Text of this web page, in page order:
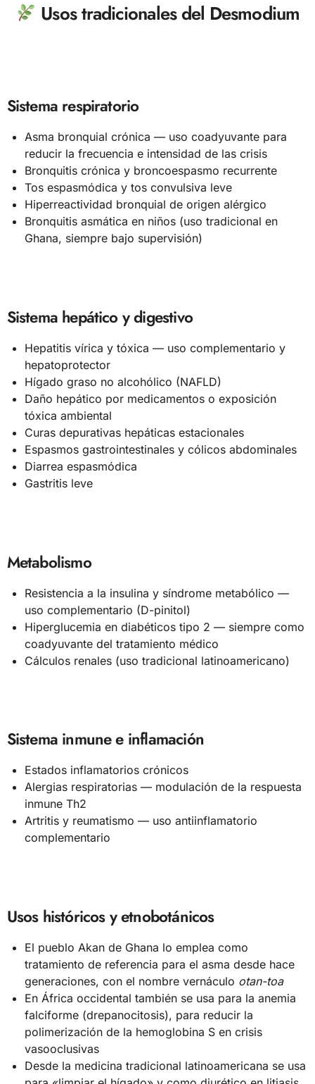
Usos tradicionales del Desmodium
Sistema respiratorio
Asma bronquial crónica — uso coadyuvante para
reducir la frecuencia e intensidad de las crisis
Bronquitis crónica y broncoespasmo recurrente
Tos espasmódica y tos convulsiva leve
Hiperreactividad bronquial de origen alérgico
Bronquitis asmática en niños (uso tradicional en
Ghana, siempre bajo supervisión)
Sistema hepático y digestivo
Hepatitis vírica y tóxica — uso complementario y
hepatoprotector
Hígado graso no alcohólico (NAFLD)
Daño hepático por medicamentos o exposición
tóxica ambiental
Curas depurativas hepáticas estacionales
Espasmos gastrointestinales y cólicos abdominales
Diarrea espasmódica
Gastritis leve
Metabolismo
Resistencia a la insulina y síndrome metabólico —
uso complementario (D-pinitol)
Hiperglucemia en diabéticos tipo 2 — siempre como
coadyuvante del tratamiento médico
Cálculos renales (uso tradicional latinoamericano)
Sistema inmune e inflamación
Estados inflamatorios crónicos
Alergias respiratorias — modulación de la respuesta
inmune Th2
Artritis y reumatismo — uso antiinflamatorio
complementario
Usos históricos y etnobotánicos
El pueblo Akan de Ghana lo emplea como
tratamiento de referencia para el asma desde hace
generaciones, con el nombre vernáculo otan-toa
En África occidental también se usa para la anemia
falciforme (drepanocitosis), para reducir la
polimerización de la hemoglobina S en crisis
vasooclusivas
Desde la medicina tradicional latinoamericana se usa